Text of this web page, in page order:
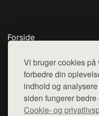
Vi bruger cookies
forbedre din
indhold og
siden fungerer
Cookie- og
Forside
Top Rabatter
Blog
Kontakt